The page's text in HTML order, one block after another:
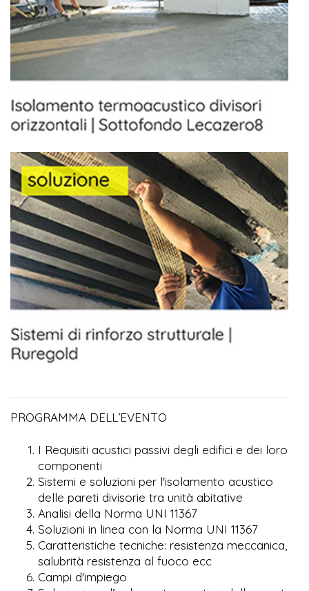
PROGRAMMA DELL’EVENTO
I Requisiti acustici passivi degli edifici e dei loro
componenti
Sistemi e soluzioni per l'isolamento acustico
delle pareti divisorie tra unità abitative
Analisi della Norma UNI 11367
Soluzioni in linea con la Norma UNI 11367
Caratteristiche tecniche: resistenza meccanica,
salubrità resistenza al fuoco ecc
Campi d'impiego